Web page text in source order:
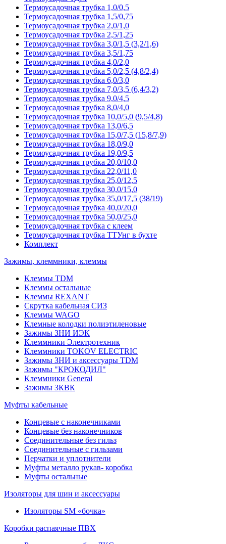
Термоусадочная трубка 1,0/0,5
Термоусадочная трубка 1,5/0,75
Термоусадочная трубка 2,0/1,0
Термоусадочная трубка 2,5/1,25
Термоусадочная трубка 3,0/1,5 (3,2/1,6)
Термоусадочная трубка 3,5/1,75
Термоусадочная трубка 4,0/2,0
Термоусадочная трубка 5,0/2,5 (4,8/2,4)
Термоусадочная трубка 6,0/3,0
Термоусадочная трубка 7,0/3,5 (6,4/3,2)
Термоусадочная трубка 9,0/4,5
Термоусадочная трубка 8,0/4,0
Термоусадочная трубка 10,0/5,0 (9,5/4,8)
Термоусадочная трубка 13,0/6,5
Термоусадочная трубка 15,0/7,5 (15,8/7,9)
Термоусадочная трубка 18,0/9,0
Термоусадочная трубка 19,0/9,5
Термоусадочная трубка 20,0/10,0
Термоусадочная трубка 22,0/11,0
Термоусадочная трубка 25,0/12,5
Термоусадочная трубка 30,0/15,0
Термоусадочная трубка 35,0/17,5 (38/19)
Термоусадочная трубка 40,0/20,0
Термоусадочная трубка 50,0/25,0
Термоусадочная трубка с клеем
Термоусадочная трубка ТТУнг в бухте
Комплект
Зажимы, клеммники, клеммы
Клеммы TDM
Клеммы остальные
Клеммы REXANT
Скрутка кабельная СИЗ
Клеммы WAGO
Клемные колодки полиэтиленовые
Зажимы ЗНИ ИЭК
Клеммники Электротехник
Клеммники TOKOV ELECTRIC
Зажимы ЗНИ и аксессуары TDM
Зажимы "КРОКОДИЛ"
Клеммники General
Зажимы 3КВК
Муфты кабельные
Концевые с наконечниками
Концевые без наконечников
Соединительные без гильз
Соединительные с гильзами
Перчатки и уплотнители
Муфты металло рукав- коробка
Муфты остальные
Изоляторы для шин и аксессуары
Изоляторы SM «бочка»
Коробки распаячные ПВХ